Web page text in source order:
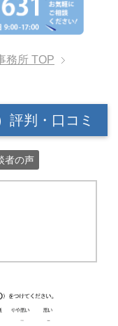
務所 TOP
評判・口コミ
者の声